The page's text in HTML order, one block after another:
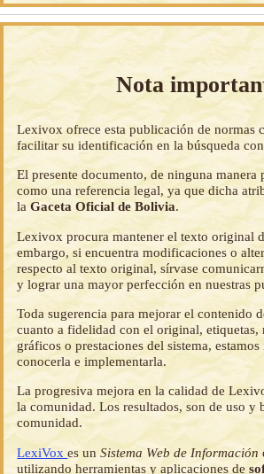
Nota
Lexivox ofrece esta publicación de normas
facilitar su identificación en la búsqueda
El presente documento, de ninguna manera
como una referencia legal, ya que dicha
laGaceta Oficial de Bolivia.
Lexivox procura mantener el texto original
embargo, si encuentra modificaciones o
respecto al texto original, sírvase
y lograr una mayor perfección en nuestras
Toda sugerencia para mejorar el contenido
cuanto a fidelidad con el original, etiquetas,
gráficos o prestaciones del sistema, estamos
conocerla e implementarla.
La progresiva mejora en la calidad de
la comunidad. Los resultados, son de uso y
comunidad.
LexiVoxes unSistema Web de Información
utilizando herramientas y aplicaciones de